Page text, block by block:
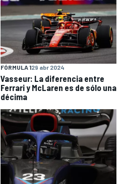
FÓRMULA 129 abr 2024
Vasseur: La diferencia entre
Ferrari y McLaren es de sólo una
décima